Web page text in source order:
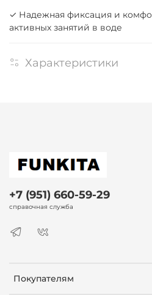
✓ Надежная фиксация и
активных занятий в воде
Характеристики
Покупателям
+7 (951) 660-59-29
справочная служба